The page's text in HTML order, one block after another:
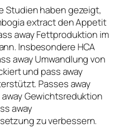
Studien haben gezeigt,
extract den Appetit
away Fettproduktion im
Insbesondere HCA
away Umwandlung von
und pass away
Passes away
Gewichtsreduktion
away
zu verbessern.